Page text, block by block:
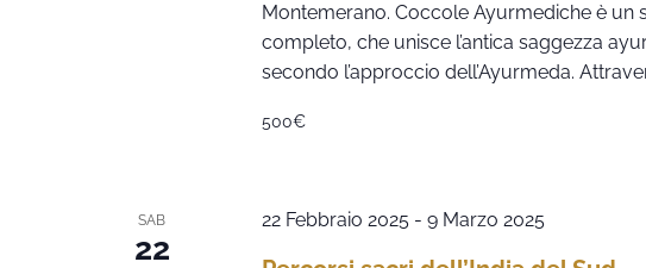
Montemerano. Coccole Ayurmediche è un
completo, che unisce l’antica saggezza
secondo l’approccio dell’Ayurmeda.
500€
SAB
22
22 Febbraio 2025- 9 Marzo 2025